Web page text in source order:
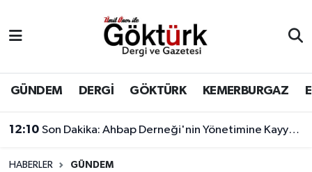
GÜNDEM DERGİ GÖKTÜRK KEMERBURGAZ
12:10 Son Dakika: Ahbap Derneği'nin Yönetimine Kayyum Atandı
HABERLER GÜNDEM
BİLİM
DERGİ
DÜNYA
Eyüpsultan Hava Durumu
Eyüpsultan Trafik Yoğunluk Haritası
Süper Lig Puan Durumu ve Fikstür
Tüm Manşetler